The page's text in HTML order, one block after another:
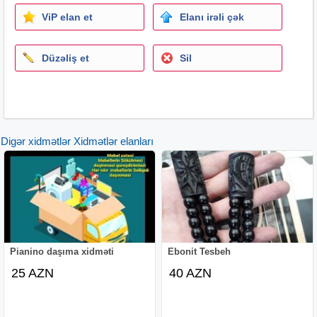
ViP elan et Elanı irəli çək
Düzəliş et Sil
Digər xidmətlər Xidmətlər elanları
Pianino daşıma xidməti
25 AZN
Ebonit Tesbeh
40 AZN